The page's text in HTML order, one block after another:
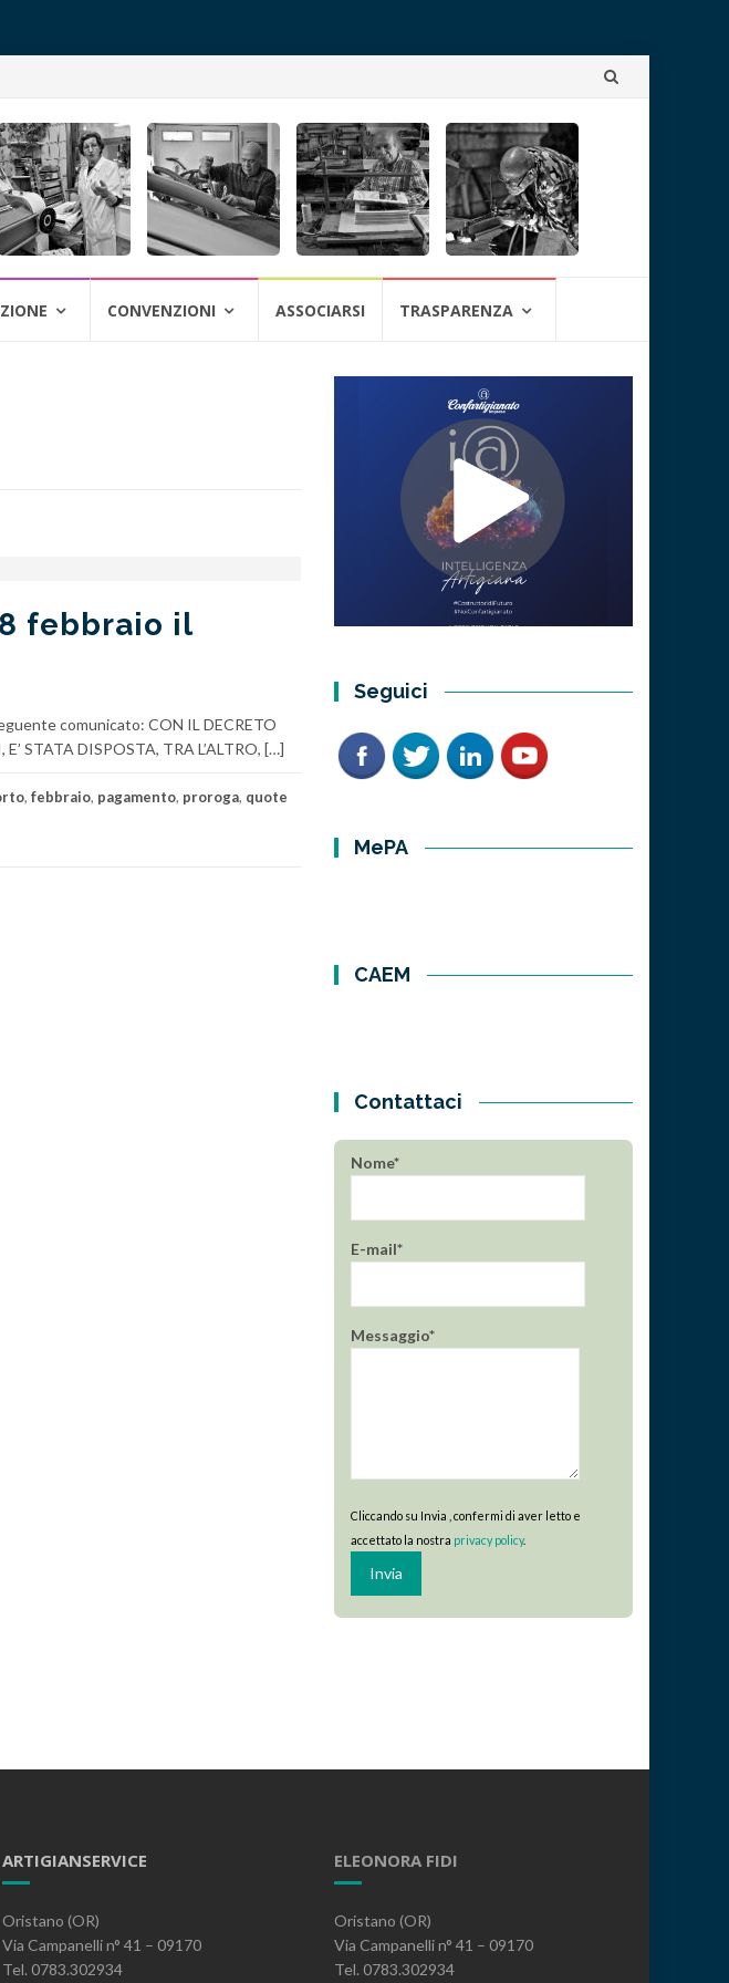
Skip
CONVENZIONI ASSOCIARSI TRASPARENZA
febbraio il
comunicato: CON IL DECRETO
STATA DISPOSTA, TRA L’ALTRO, […]
, febbraio, pagamento, proroga, quote
Seguici
MePA
CAEM
Contattaci
Nome*
E-mail*
Messaggio*
Cliccando su Invia , confermi di aver letto e
accettato la nostra privacy policy.
ARTIGIANSERVICE
Oristano (OR)
Via Campanelli n° 41 – 09170
Tel. 0783.302934
ELEONORA FIDI
Oristano (OR)
Via Campanelli n° 41 – 09170
Tel. 0783.302934